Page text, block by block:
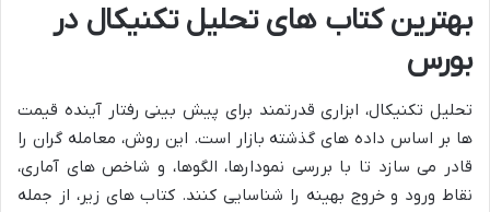
بهترین کتاب های تحلیل تکنیکال در
بورس
تحلیل تکنیکال، ابزاری قدرتمند برای پیش بینی رفتار آینده قیمت
ها بر اساس داده های گذشته بازار است. این روش، معامله گران را
قادر می سازد تا با بررسی نمودارها، الگوها، و شاخص های آماری،
نقاط ورود و خروج بهینه را شناسایی کنند. کتاب های زیر، از جمله